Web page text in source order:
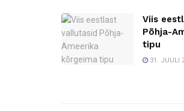
Viis
Põhja-
tipu
31. JUULI